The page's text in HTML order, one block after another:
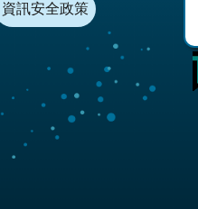
資訊安全政策